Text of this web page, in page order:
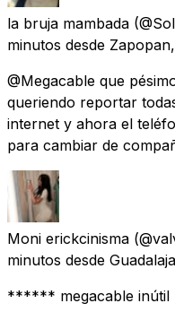
la bruja mambada
minutos desde
@Megacable que
queriendo reportar
internet y ahora el
para cambiar de
Moni erickcinisma
minutos desde
****** megacable inútil